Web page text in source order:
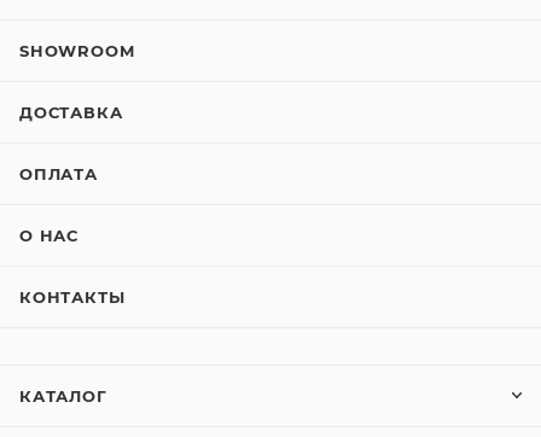
SHOWROOM
ДОСТАВКА
ОПЛАТА
О НАС
КОНТАКТЫ
КАТАЛОГ